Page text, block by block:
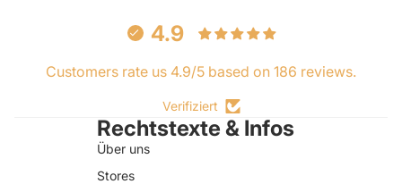
4.9
Customers rate us 4.9/5 based on 186 reviews.
Verifiziert
Rechtstexte & Infos
Über uns
Stores